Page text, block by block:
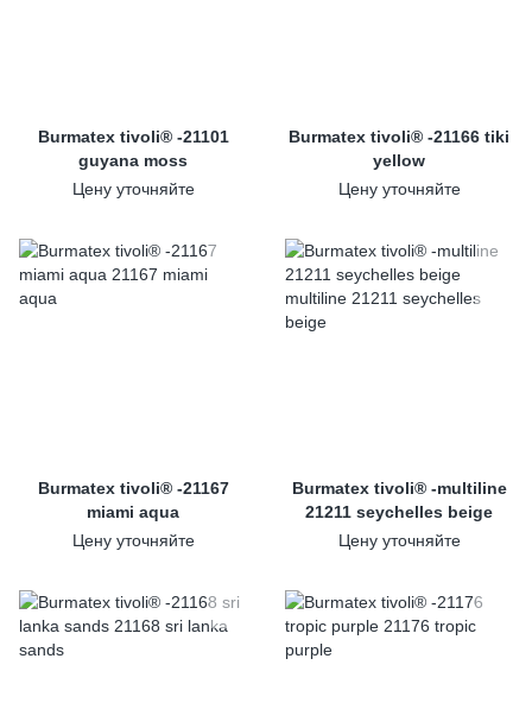
Burmatex tivoli® -21101
guyana moss
Цену уточняйте
Burmatex tivoli® -21166 tiki
yellow
Цену уточняйте
Burmatex tivoli® -21167
miami aqua
Цену уточняйте
Burmatex tivoli® -multiline
21211 seychelles beige
Цену уточняйте